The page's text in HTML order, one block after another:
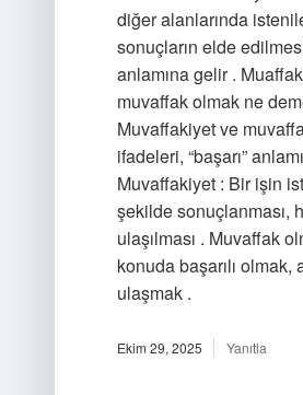
diğer alanlarında
sonuçların elde
anlamına gelir .
muvaffak olmak ne
Muvaffakiyet ve
ifadeleri, “başarı”
Muvaffakiyet : Bir işin
şekilde sonuçlanması,
ulaşılması . Muvaffak
konuda başarılı olmak,
ulaşmak .
Ekim 29, 2025 Yanıtla